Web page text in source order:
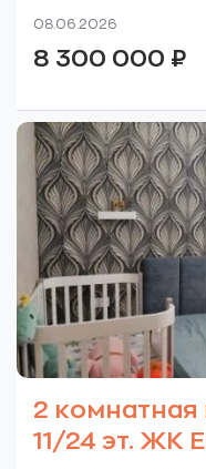
08.06.2026
8 300 000 ₽
2 комнатная
11/24 эт. ЖК